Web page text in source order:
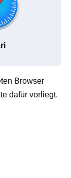
Browser
dafür vorliegt.